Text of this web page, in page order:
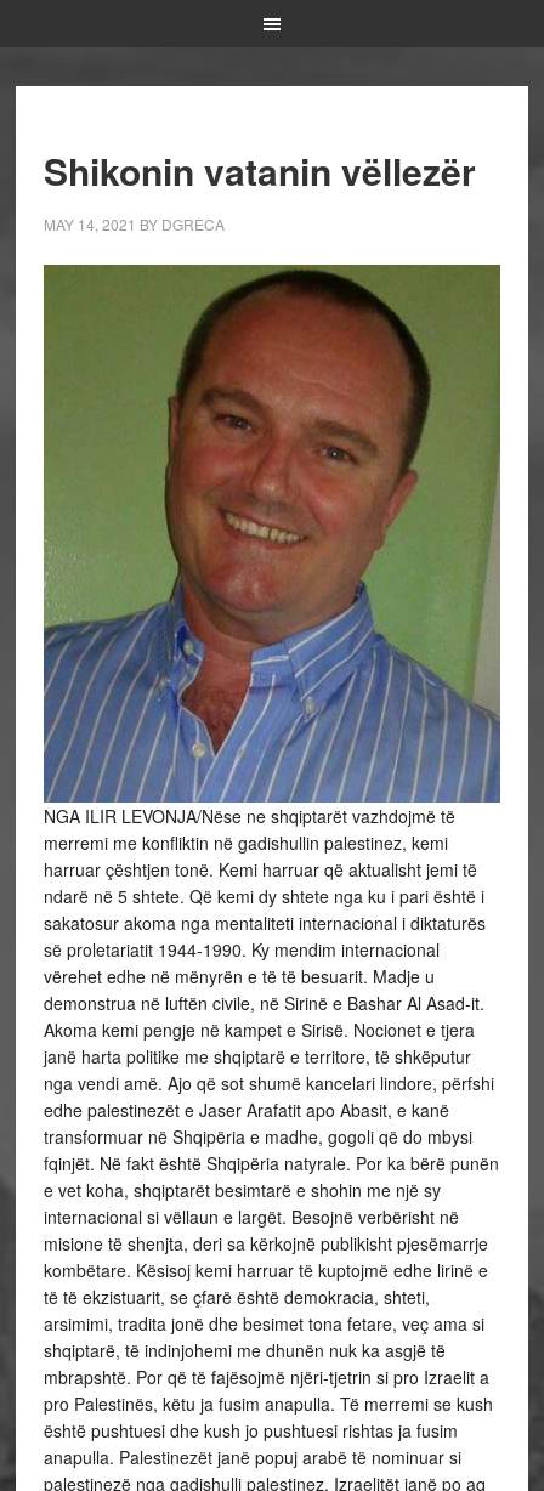
Shikonin vatanin vëllezër
MAY 14, 2021 BY DGRECA
NGA ILIR LEVONJA/Nëse ne shqiptarët vazhdojmë të
merremi me konfliktin në gadishullin palestinez, kemi
harruar çështjen tonë. Kemi harruar që aktualisht jemi të
ndarë në 5 shtete. Që kemi dy shtete nga ku i pari është i
sakatosur akoma nga mentaliteti internacional i diktaturës
së proletariatit 1944-1990. Ky mendim internacional
vërehet edhe në mënyrën e të të besuarit. Madje u
demonstrua në luftën civile, në Sirinë e Bashar Al Asad-it.
Akoma kemi pengje në kampet e Sirisë. Nocionet e tjera
janë harta politike me shqiptarë e territore, të shkëputur
nga vendi amë. Ajo që sot shumë kancelari lindore, përfshi
edhe palestinezët e Jaser Arafatit apo Abasit, e kanë
transformuar në Shqipëria e madhe, gogoli që do mbysi
fqinjët. Në fakt është Shqipëria natyrale. Por ka bërë punën
e vet koha, shqiptarët besimtarë e shohin me një sy
internacional si vëllaun e largët. Besojnë verbërisht në
misione të shenjta, deri sa kërkojnë publikisht pjesëmarrje
kombëtare. Kësisoj kemi harruar të kuptojmë edhe lirinë e
të të ekzistuarit, se çfarë është demokracia, shteti,
arsimimi, tradita jonë dhe besimet tona fetare, veç ama si
shqiptarë, të indinjohemi me dhunën nuk ka asgjë të
mbrapshtë. Por që të fajësojmë njëri-tjetrin si pro Izraelit a
pro Palestinës, këtu ja fusim anapulla. Të merremi se kush
është pushtuesi dhe kush jo pushtuesi rishtas ja fusim
anapulla. Palestinezët janë popuj arabë të nominuar si
palestinezë nga gadishulli palestinez. Izraelitët janë po aq